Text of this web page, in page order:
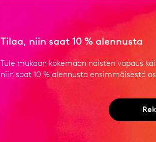
Tilaa, niin saat 10 % alennusta
Tule mukaan kokemaan naisten vapaus
niin saat 10 % alennusta ensimmäisestä